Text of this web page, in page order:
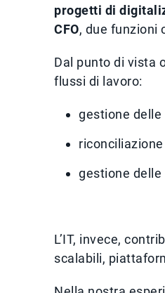
progetti di
CFO, due funzioni
Dal punto di vista
flussi di lavoro:
gestione delle
gestione delle
L’IT, invece,
scalabili,